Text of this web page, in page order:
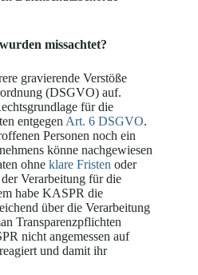
missachtet?
gravierende Verstöße
(DSGVO) auf.
für die
entgegen Art. 6 DSGVO.
Personen noch ein
könne nachgewiesen
ohne klare Fristen oder
Verarbeitung für die
habe KASPR die
über die Verarbeitung
Transparenzpflichten
nicht angemessen auf
und damit ihr